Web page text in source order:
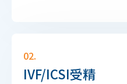
02.
IVF/ICSI受精